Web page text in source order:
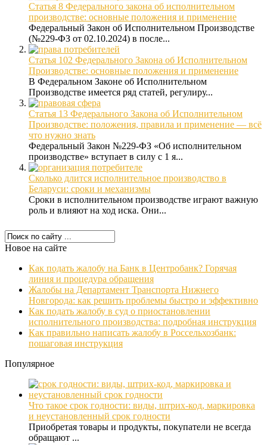
Статья 8 Федерального закона об исполнительном
производстве: основные положения и применение
Федеральный Закон об Исполнительном Производстве
(№229-ФЗ от 02.10.2024) в после...
Статья 102 Федерального Закона об Исполнительном
Производстве: основные положения и применение
В Федеральном Законе об Исполнительном
Производстве имеется ряд статей, регулиру...
Статья 13 Федерального Закона об Исполнительном
Производстве: положения, правила и применение — всё
что нужно знать
Федеральный Закон №229-ФЗ «Об исполнительном
производстве» вступает в силу с 1 я...
Сколько длится исполнительное производство в
Беларуси: сроки и механизмы
Сроки в исполнительном производстве играют важную
роль и влияют на ход иска. Они...
Новое на сайте
Как подать жалобу на Банк в Центробанк? Горячая
линия и процедура обращения
Жалобы на Департамент Транспорта Нижнего
Новгорода: как решить проблемы быстро и эффективно
Как подать жалобу в суд о приостановлении
исполнительного производства: подробная инструкция
Как правильно написать жалобу в Россельхозбанк:
пошаговая инструкция
Популярное
Что такое срок годности: виды, штрих-код, маркировка
и неустановленный срок годности
Приобретая товары и продукты, покупатели не всегда
обращают ...